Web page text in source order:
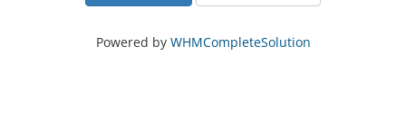
Powered by WHMCompleteSolution